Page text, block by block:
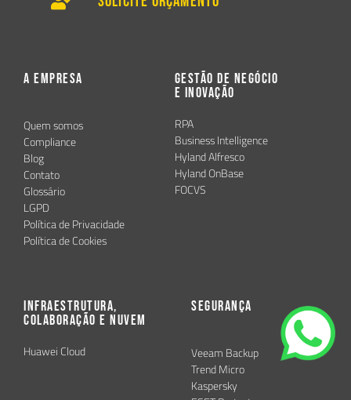
A Empresa
Quem somos
Compliance
Blog
Contato
Glossário
LGPD
Política de Privacidade
Política de Cookies
Gestão de Negócio
e Inovação
RPA
Business Intelligence
Hyland Alfresco
Hyland OnBase
FOCVS
Infraestrutura,
Colaboração e Nuvem
Huawei Cloud
Segurança
Veeam Backup
Trend Micro
Kaspersky